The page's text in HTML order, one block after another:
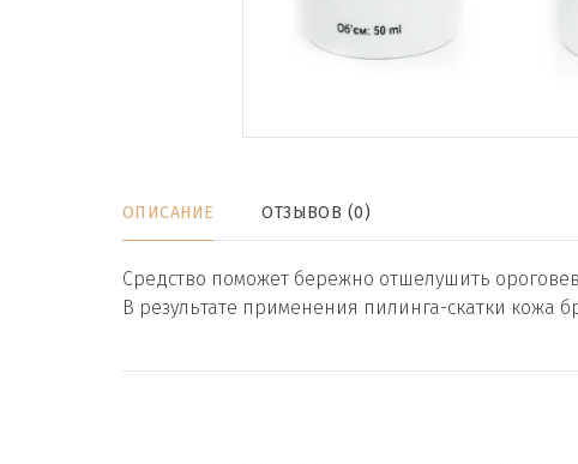
ОПИСАНИЕ ОТЗЫВОВ (0)
Средство поможет бережно отшелушить
В результате применения пилинга-скатки кожа